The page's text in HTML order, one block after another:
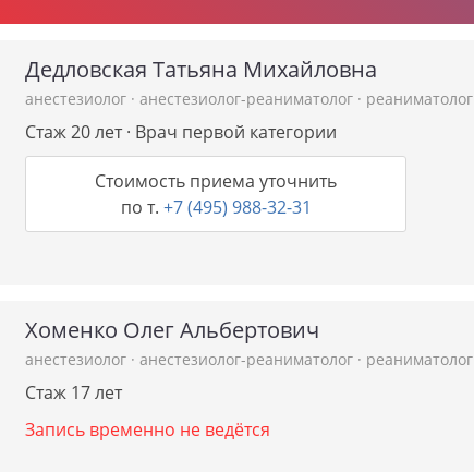
Дедловская Татьяна Михайловна
анестезиолог · анестезиолог-реаниматолог · реаниматолог
Стаж 20 лет · Врач первой категории
Стоимость приема уточнить
по т. +7 (495) 988-32-31
Хоменко Олег Альбертович
анестезиолог · анестезиолог-реаниматолог · реаниматолог
Стаж 17 лет
Запись временно не ведётся